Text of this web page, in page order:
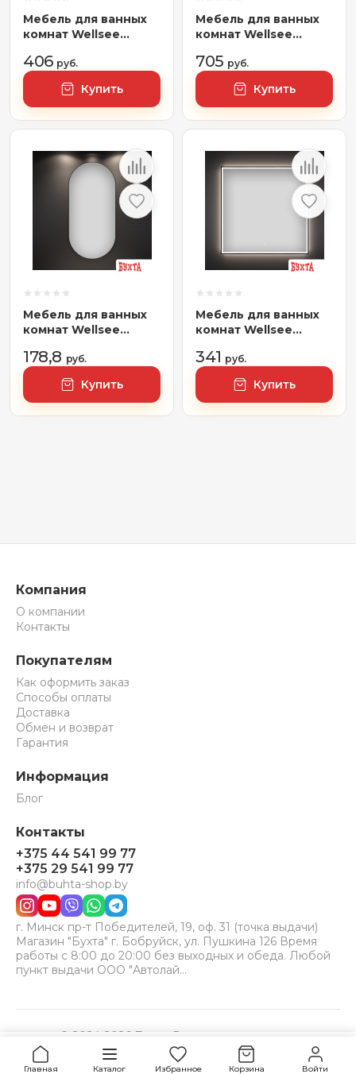
Главная Каталог Избранное Корзина Войти
Мебель для ванных
комнат Wellsee
фронтальной LED-
подсветкой 7 Rays'
Spectrum 172201330,
90 х 70 см (с
сенсором и
яркости освещения)
406 руб.
Купить
Мебель для ванных
комнат Wellsee
умывальник 2 в 1 WC
Area 221802002
(тумба/матовый
темно-серый,
раковина/глянцевый
705 руб.
Купить
Мебель для ванных
комнат Wellsee
Spectrum 172201480,
60 х 120 см
178,8 руб.
Купить
Мебель для ванных
комнат Wellsee
фронтальной LED-
подсветкой 7 Rays'
Spectrum 172200410,
60 х 60 см (с
сенсором и
341 руб.
Купить
329,9 Купить
Компания
О компании
Контакты
Покупателям
Как оформить заказ
Способы оплаты
Доставка
Обмен и возврат
Гарантия
Информация
Блог
Контакты
+375 44 541 99 77
+375 29 541 99 77
info@buhta-shop.by
г. Минск пр-т Победителей, 19, оф. 31 (точка выдачи)
Магазин "Бухта" г. Бобруйск, ул. Пушкина 126 Время
работы с 8:00 до 20:00 без выходных и обеда. Любой
пункт выдачи ООО "Автолай…
© 2024-2026 Бухта. Все права защищены.
Принимаем к оплате:
VISA BELCARD